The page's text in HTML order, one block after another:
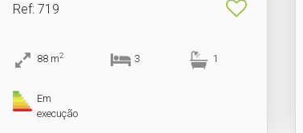
Ref: 719
88 m2 3 1
Em
execução